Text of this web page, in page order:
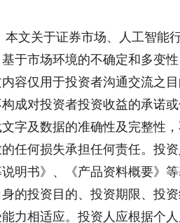
文关于证券市场、人工智能
于市场环境的不确定和多变
容仅用于投资者沟通交流之
成对投资者投资收益的承诺
字及数据的准确性及完整性
任何损失承担任何责任。投
明书》、《产品资料概要》
的投资目的、投资期限、投
力相适应。投资人应根据个